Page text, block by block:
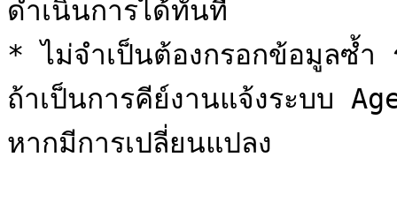
ดำเนินการได้ทันที
* ไม่จำเป็นต้องกรอกข้อมูลซ้
ถ้าเป็นการคีย์งานแจ้งระบบ
หากมีการเปลี่ยนแปลง